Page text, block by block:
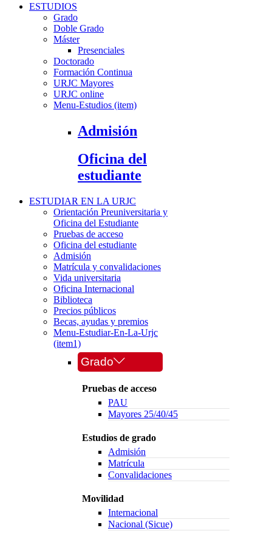
ESTUDIOS
Grado
Doble Grado
Máster
Presenciales
Doctorado
Formación Continua
URJC Mayores
URJC online
Menu-Estudios (item)
Admisión
Oficina del
estudiante
ESTUDIAR EN LA URJC
Orientación Preuniversitaria y
Oficina del Estudiante
Pruebas de acceso
Oficina del estudiante
Admisión
Matrícula y convalidaciones
Vida universitaria
Oficina Internacional
Biblioteca
Precios públicos
Becas, ayudas y premios
Menu-Estudiar-En-La-Urjc
(item1)
Grado
Pruebas de acceso
PAU
Mayores 25/40/45
Estudios de grado
Admisión
Matrícula
Convalidaciones
Movilidad
Internacional
Nacional (Sicue)